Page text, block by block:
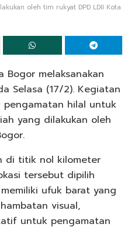
oleh tim rukyat DPD LDII Kota
Bogor melaksanakan
Selasa (17/2). Kegiatan
pengamatan hilal untuk
yang dilakukan oleh
di titik nol kilometer
tersebut dipilih
ufuk barat yang
visual,
untuk pengamatan